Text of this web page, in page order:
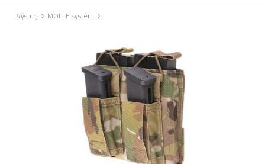
Výstroj MOLLE systém